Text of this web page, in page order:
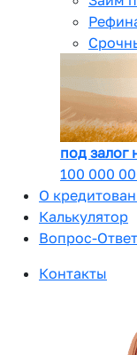
под залог
100 000
О
Калькулятор
Вопрос-Ответ
Контакты